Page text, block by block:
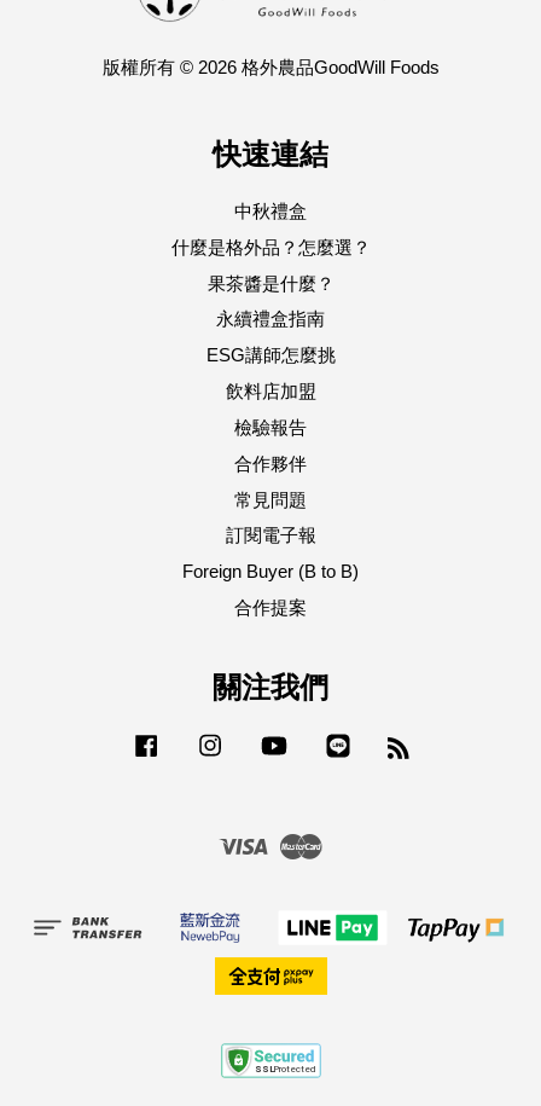
版權所有 © 2026 格外農品GoodWill Foods
快速連結
中秋禮盒
什麼是格外品？怎麼選？
果茶醬是什麼？
永續禮盒指南
ESG講師怎麼挑
飲料店加盟
檢驗報告
合作夥伴
常見問題
訂閱電子報
Foreign Buyer (B to B)
合作提案
關注我們
Facebook Instagram YouTube
Visa